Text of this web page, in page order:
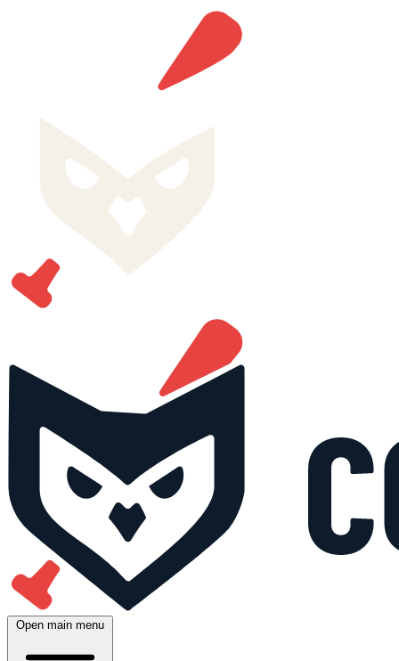
Open main menu